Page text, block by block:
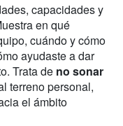
capacidades y
en qué
cuándo y cómo
ayudaste a dar
Trata de no sonar
terreno personal,
el ámbito